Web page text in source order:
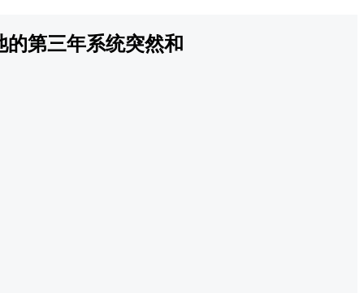
的第三年系统突然和